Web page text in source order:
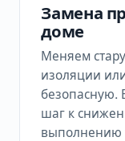
Замена
доме
Меняем
изоляции
безопасную.
шаг к
выполнению